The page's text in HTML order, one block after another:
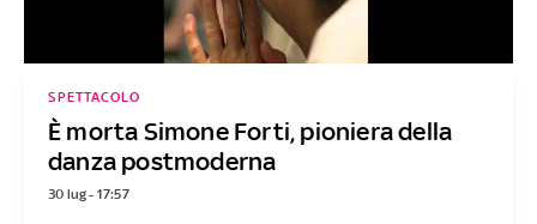
È morta Simone Forti, pioniera della
danza postmoderna
SPETTACOLO
30 lug - 17:57